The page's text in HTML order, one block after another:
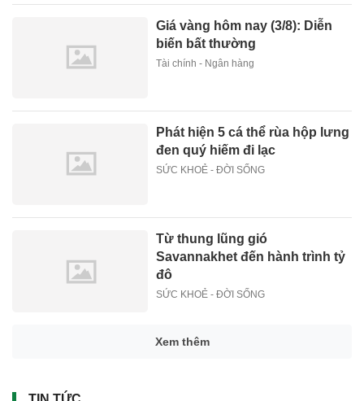
Giá vàng hôm nay (3/8): Diễn
biến bất thường
Tài chính - Ngân hàng
Phát hiện 5 cá thể rùa hộp lưng
đen quý hiếm đi lạc
SỨC KHOẺ - ĐỜI SỐNG
Từ thung lũng gió
Savannakhet đến hành trình tỷ
đô
SỨC KHOẺ - ĐỜI SỐNG
Xem thêm